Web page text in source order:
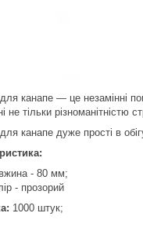
канапе — це незамінні
не тільки
канапе дуже прості в
- 80 мм;
- прозорий
1000 штук;